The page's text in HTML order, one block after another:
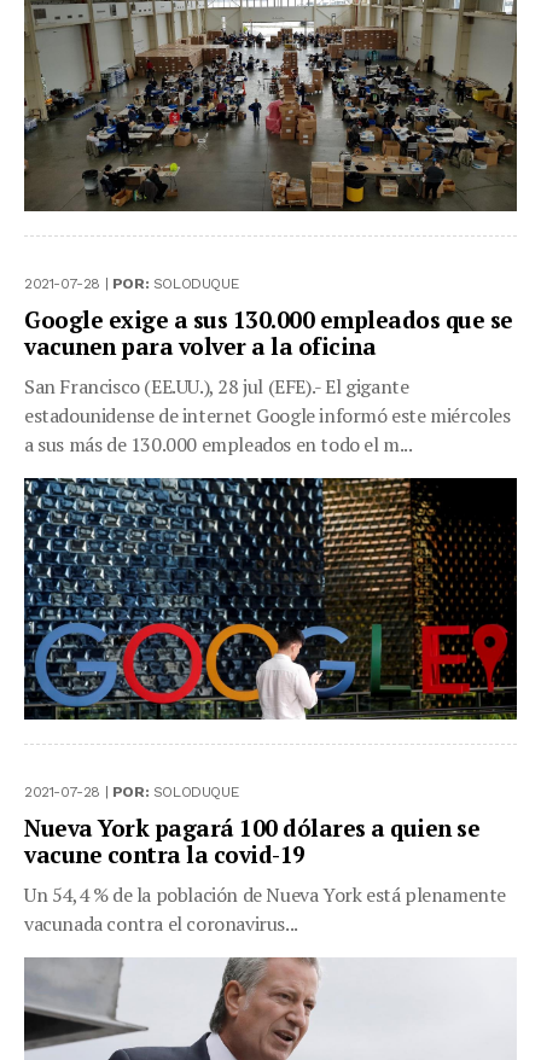
2021-07-28 | POR: SOLODUQUE
Google exige a sus 130.000 empleados que se
vacunen para volver a la oficina
San Francisco (EE.UU.), 28 jul (EFE).- El gigante
estadounidense de internet Google informó este miércoles
a sus más de 130.000 empleados en todo el m...
2021-07-28 | POR: SOLODUQUE
Nueva York pagará 100 dólares a quien se
vacune contra la covid-19
Un 54,4 % de la población de Nueva York está plenamente
vacunada contra el coronavirus...